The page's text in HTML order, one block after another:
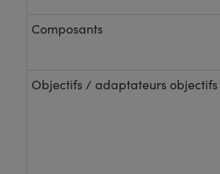
Composants
Objectifs / adaptateurs objectifs